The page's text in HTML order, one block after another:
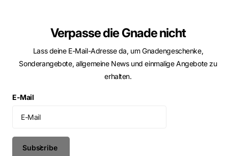
Verpasse die Gnade nicht
Lass deine E-Mail-Adresse da, um Gnadengeschenke,
Sonderangebote, allgemeine News und einmalige Angebote zu
erhalten.
E-Mail
Subscribe